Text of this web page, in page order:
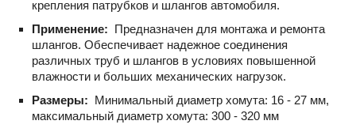
крепления патрубков и шлангов автомобиля.
Применение: Предназначен для монтажа и ремонта
шлангов. Обеспечивает надежное соединения
различных труб и шлангов в условиях повышенной
влажности и больших механических нагрузок.
Размеры: Минимальный диаметр хомута: 16 - 27 мм,
максимальный диаметр хомута: 300 - 320 мм